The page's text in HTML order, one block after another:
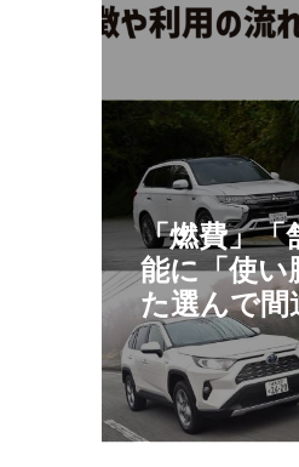
「燃費」「
能に「使い
た選んで間